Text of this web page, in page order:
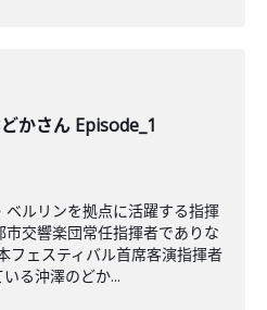
かさん Episode_1
ルリンを拠点に活躍する指揮
交響楽団常任指揮者でありな
フェスティバル首席客演指揮者
る沖澤のどか...